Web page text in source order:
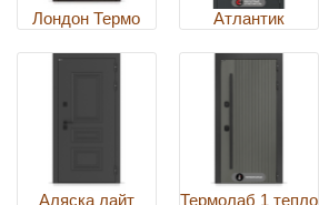
Лондон Термо Атлантик
Аляска лайт Термолаб 1 тепло